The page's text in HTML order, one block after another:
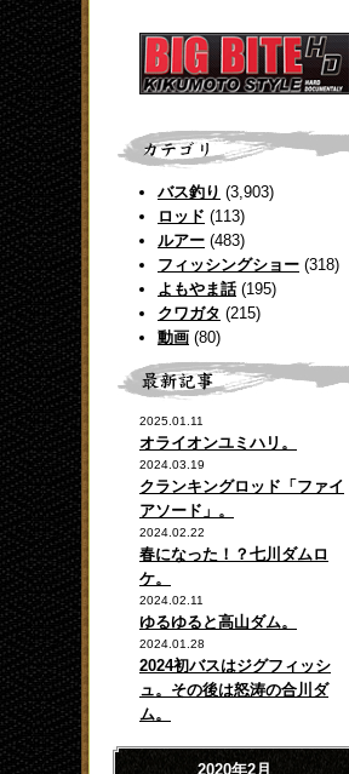
バス釣り (3,903)
ロッド (113)
ルアー (483)
フィッシングショー (318)
よもやま話(195)
クワガタ (215)
動画 (80)
2025.01.11
オライオンユミハリ。
2024.03.19
クランキングロッド「ファイ
アソード」。
2024.02.22
春になった！？七川ダムロ
ケ。
2024.02.11
ゆるゆると高山ダム。
2024.01.28
2024初バスはジグフィッシ
ュ。その後は怒涛の合川ダ
ム。
2020年2月